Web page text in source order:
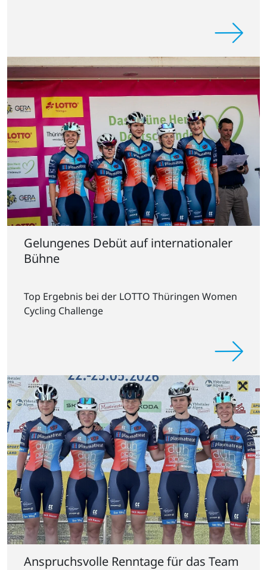
Gelungenes Debüt auf internationaler
Bühne
Top Ergebnis bei der LOTTO Thüringen Women
Cycling Challenge
Anspruchsvolle Renntage für das Team